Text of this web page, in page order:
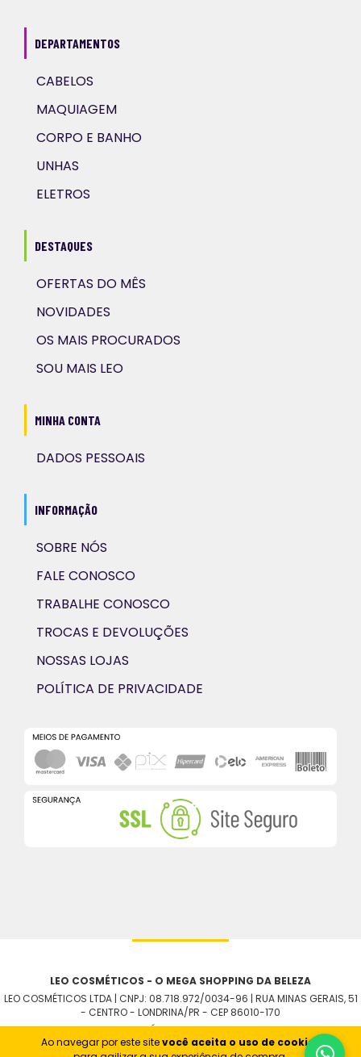
Ao navegar por este sitevocê aceita o uso de cookies
DEPARTAMENTOS
CABELOS
MAQUIAGEM
CORPO E BANHO
UNHAS
ELETROS
DESTAQUES
OFERTAS DO MÊS
NOVIDADES
OS MAIS PROCURADOS
SOU MAIS LEO
MINHA CONTA
DADOS PESSOAIS
INFORMAÇÃO
SOBRE NÓS
FALE CONOSCO
TRABALHE CONOSCO
TROCAS E DEVOLUÇÕES
NOSSAS LOJAS
POLÍTICA DE PRIVACIDADE
LEO COSMÉTICOS - O MEGA SHOPPING DA BELEZA
LEO COSMÉTICOS LTDA | CNPJ: 08.718.972/0034-96 | RUA MINAS GERAIS, 51
- CENTRO - LONDRINA/PR - CEP 86010-170
COPYRIGHT 2026 - LEO COSMÉTICOS. TODOS OS DIREITOS RESERVADOS.